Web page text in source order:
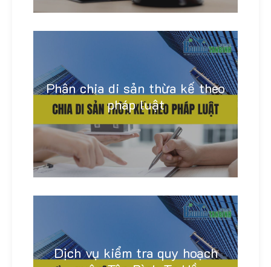
Phân chia di sản thừa kế theo
pháp luật
Linh Khánh
Dịch vụ kiểm tra quy hoạch